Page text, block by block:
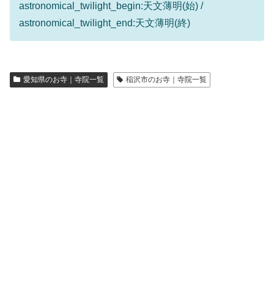
astronomical_twilight_begin:天文薄明(始) /
astronomical_twilight_end:天文薄明(終)
愛知県のお寺｜寺院一覧 稲沢市のお寺｜寺院一覧